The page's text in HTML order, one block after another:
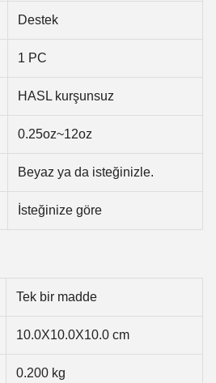
Destek
1 PC
HASL kurşunsuz
0.25oz~12oz
Beyaz ya da isteğinizle.
İsteğinize göre
Tek bir madde
10.0X10.0X10.0 cm
0.200 kg